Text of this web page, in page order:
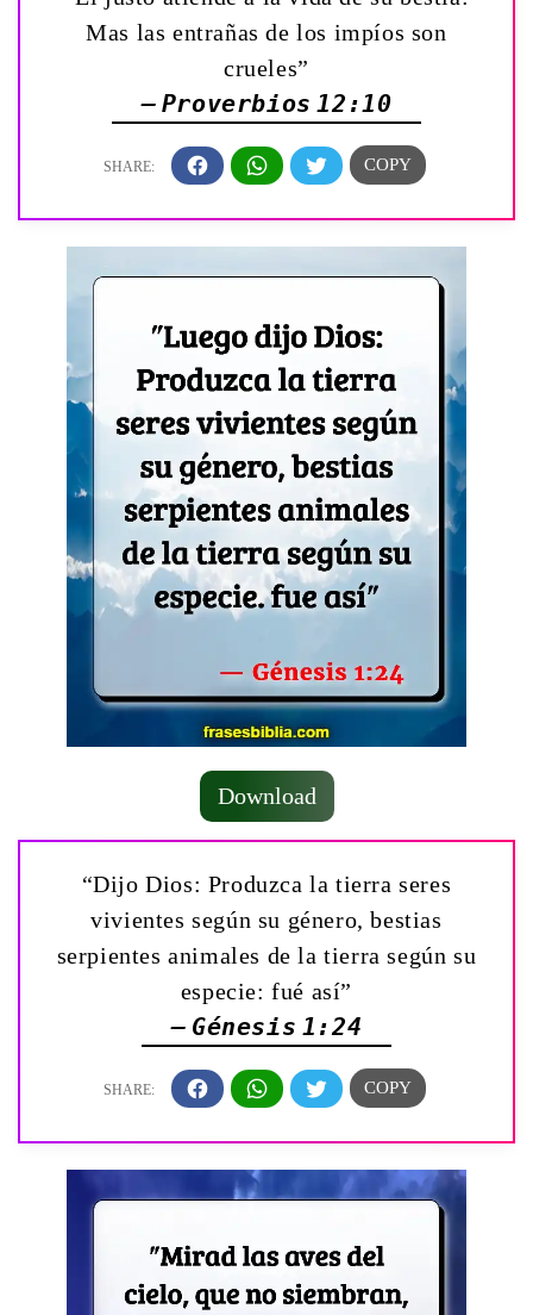
Mas las entrañas de los impíos son
crueles”
— Proverbios 12:10
Download
“Dijo Dios: Produzca la tierra seres
vivientes según su género, bestias
serpientes animales de la tierra según su
especie: fué así”
— Génesis 1:24